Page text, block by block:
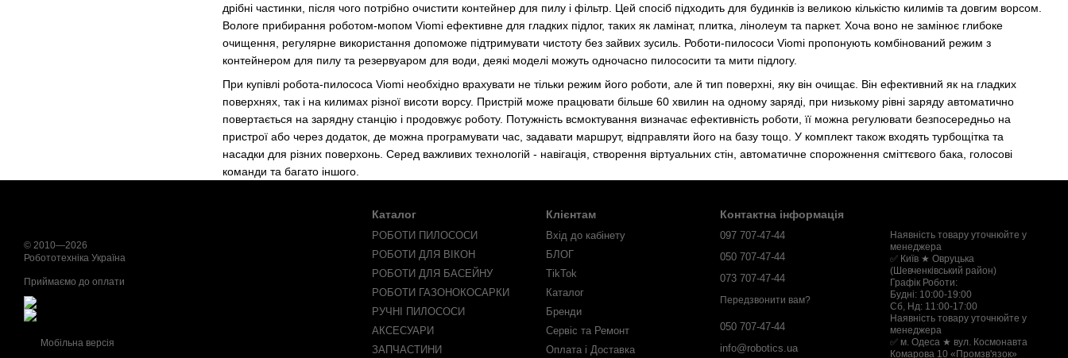
дрібні частинки, після чого потрібно очистити контейнер для пилу і фільтр. Цей спосіб підходить для будинків із великою кількістю килимів та довгим ворсом.
Вологе прибирання роботом-мопом Viomi ефективне для гладких підлог, таких як ламінат, плитка, лінолеум та паркет. Хоча воно не замінює глибоке
очищення, регулярне використання допоможе підтримувати чистоту без зайвих зусиль. Роботи-пилососи Viomi пропонують комбінований режим з
контейнером для пилу та резервуаром для води, деякі моделі можуть одночасно пилососити та мити підлогу.
При купівлі робота-пилососа Viomi необхідно врахувати не тільки режим його роботи, але й тип поверхні, яку він очищає. Він ефективний як на гладких
поверхнях, так і на килимах різної висоти ворсу. Пристрій може працювати більше 60 хвилин на одному заряді, при низькому рівні заряду автоматично
повертається на зарядну станцію і продовжує роботу. Потужність всмоктування визначає ефективність роботи, її можна регулювати безпосередньо на
пристрої або через додаток, де можна програмувати час, задавати маршрут, відправляти його на базу тощо. У комплект також входять турбощітка та
насадки для різних поверхонь. Серед важливих технологій - навігація, створення віртуальних стін, автоматичне спорожнення сміттєвого бака, голосові
команди та багато іншого.
© 2010—2026
Робототехніка Україна
Приймаємо до оплати
Мобільна версія
Каталог
РОБОТИ ПИЛОСОСИ
РОБОТИ ДЛЯ ВІКОН
РОБОТИ ДЛЯ БАСЕЙНУ
РОБОТИ ГАЗОНОКОСАРКИ
РУЧНІ ПИЛОСОСИ
АКСЕСУАРИ
ЗАПЧАСТИНИ
Клієнтам
Вхід до кабінету
БЛОГ
TikTok
Каталог
Бренди
Сервіс та Ремонт
Оплата і Доставка
Контактна інформація
097 707-47-44
050 707-47-44
073 707-47-44
Передзвонити вам?
050 707-47-44
info@robotics.ua
Наявність товару уточнюйте у
менеджера
✅ Київ ★ Овруцька
(Шевченківський район)
Графік Роботи:
Будні: 10:00-19:00
Сб, Нд: 11:00-17:00
Наявність товару уточнюйте у
менеджера
✅ м. Одеса ★ вул. Космонавта
Комарова 10 «Промзв'язок»